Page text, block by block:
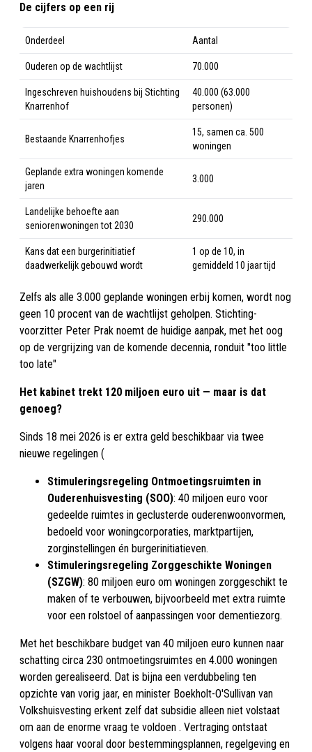
De cijfers op een rij
Onderdeel Aantal
Ouderen op de wachtlijst 70.000
Ingeschreven huishoudens bij Stichting
Knarrenhof
40.000 (63.000
personen)
Bestaande Knarrenhofjes
15, samen ca. 500
woningen
Geplande extra woningen komende
jaren
3.000
Landelijke behoefte aan
seniorenwoningen tot 2030
290.000
Kans dat een burgerinitiatief
daadwerkelijk gebouwd wordt
1 op de 10, in
gemiddeld 10 jaar tijd
Zelfs als alle 3.000 geplande woningen erbij komen, wordt nog
geen 10 procent van de wachtlijst geholpen. Stichting-
voorzitter Peter Prak noemt de huidige aanpak, met het oog
op de vergrijzing van de komende decennia, ronduit "too little
too late"
Het kabinet trekt 120 miljoen euro uit — maar is dat
genoeg?
Sinds 18 mei 2026 is er extra geld beschikbaar via twee
nieuwe regelingen (
Stimuleringsregeling Ontmoetingsruimten in
Ouderenhuisvesting (SOO): 40 miljoen euro voor
gedeelde ruimtes in geclusterde ouderenwoonvormen,
bedoeld voor woningcorporaties, marktpartijen,
zorginstellingen én burgerinitiatieven.
Stimuleringsregeling Zorggeschikte Woningen
(SZGW): 80 miljoen euro om woningen zorggeschikt te
maken of te verbouwen, bijvoorbeeld met extra ruimte
voor een rolstoel of aanpassingen voor dementiezorg.
Met het beschikbare budget van 40 miljoen euro kunnen naar
schatting circa 230 ontmoetingsruimtes en 4.000 woningen
worden gerealiseerd. Dat is bijna een verdubbeling ten
opzichte van vorig jaar, en minister Boekholt-O'Sullivan van
Volkshuisvesting erkent zelf dat subsidie alleen niet volstaat
om aan de enorme vraag te voldoen . Vertraging ontstaat
volgens haar vooral door bestemmingsplannen, regelgeving en